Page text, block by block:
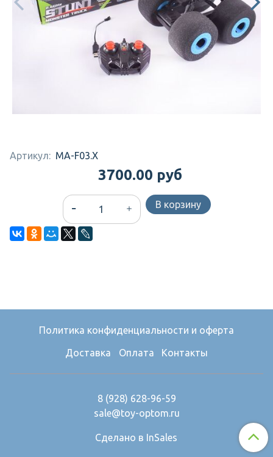
Артикул: MA-F03.X
3700.00 руб
В корзину
Политика конфиденциальности и оферта
Доставка Оплата Контакты
8 (928) 628-96-59
sale@toy-optom.ru
Сделано в InSales